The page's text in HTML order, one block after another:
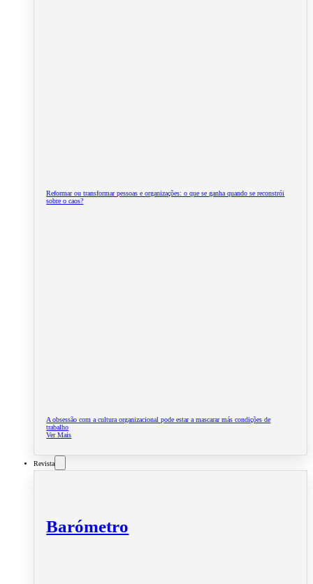
Reformar ou transformar pessoas e organizações: o que se ganha quando se reconstrói
sobre o caos?
A obsessão com a cultura organizacional pode estar a mascarar más condições de
trabalho
Ver Mais
Revista
Barómetro